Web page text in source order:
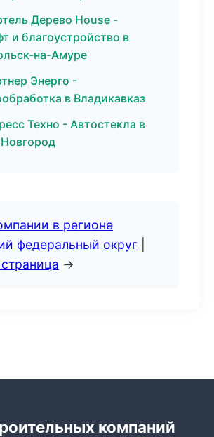
Дерево House -
и благоустройство в
на-Амуре
Энерго -
в Владикавказ
Техно - Автостекла в
в регионе
федеральный округ
→
компаний